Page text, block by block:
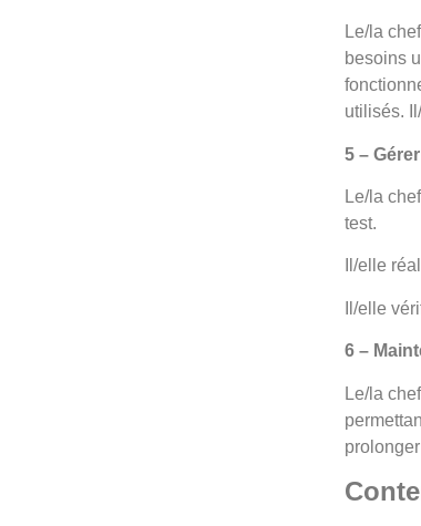
Le/la
besoins
utilisés.
5 –
Le/la
test.
Il/elle
Il/elle
6 –
Le/la